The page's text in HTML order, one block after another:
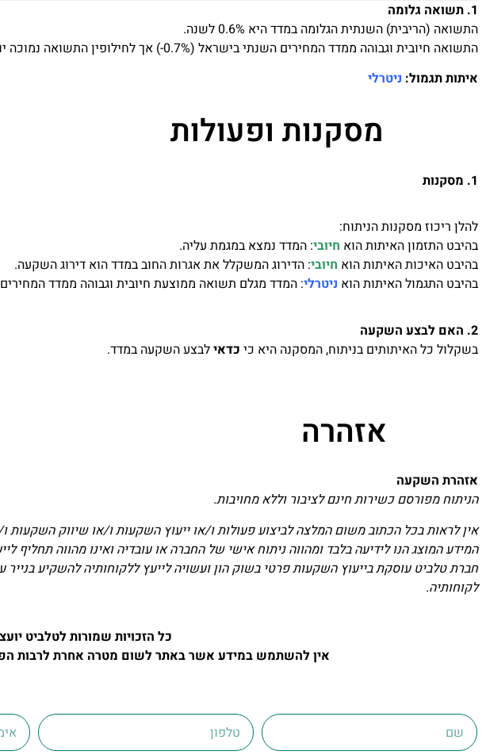
1. תשואה גלומה
התשואה (הריבית) השנתית הגלומה במדד היא 0.6% לשנה.
התשואה חיובית וגבוהה ממדד המחירים השנתי בישראל (0.7%-) אך לחילופין התשואה נמוכה יותר מהתשואה המינימלית לפי מתודת טלביט (0.7%).
איתות תגמול: ניטרלי
מסקנות ופעולות
1. מסקנות
להלן ריכוז מסקנות הניתוח:
בהיבט התזמון האיתות הוא חיובי: המדד נמצא במגמת עליה.
בהיבט האיכות האיתות הוא חיובי: הדירוג המשקלל את אגרות החוב במדד הוא דירוג השקעה.
בהיבט התגמול האיתות הוא ניטרלי: המדד מגלם תשואה ממוצעת חיובית וגבוהה ממדד
2. האם לבצע השקעה
בשקלול כל האיתותים בניתוח, המסקנה היא כי כדאילבצע השקעה במדד.
אזהרה
אזהרת השקעה
הניתוח מפורסם כשירות חינם לציבור וללא מחויבות.
אין לראות בכל הכתוב משום המלצה לביצוע פעולות ו/או ייעוץ השקעות ו/או שיווק השקעות
המידע המוצג הנו לידיעה בלבד ומהווה ניתוח אישי של החברה או עובדיה ואינו מהווה תחליף
חברת טלביט עוסקת בייעוץ השקעות פרטי בשוק הון ועשויה לייעץ ללקוחותיה להשקיע
לקוחותיה.
כל הזכויות שמורות לטלביט
אין להשתמש במידע אשר באתר לשום מטרה אחרת לרבות